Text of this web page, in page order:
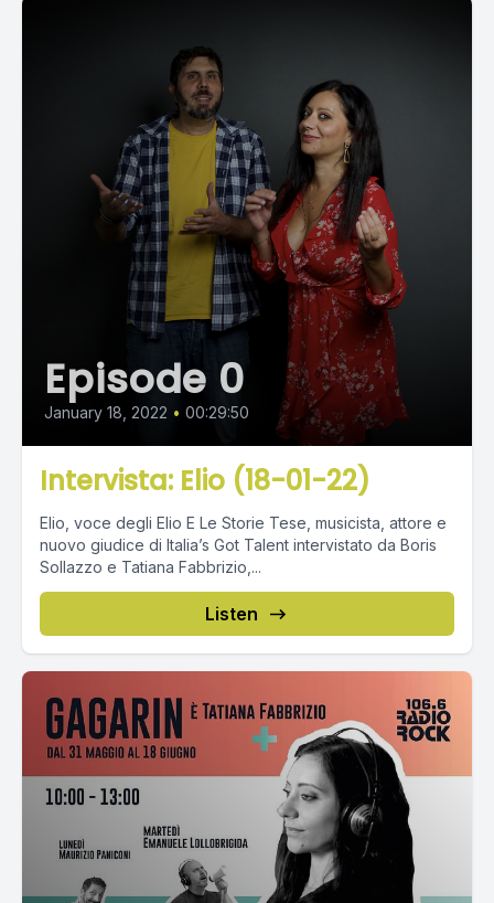
Episode 0
January 18, 2022 • 00:29:50
Intervista: Elio (18-01-22)
Elio, voce degli Elio E Le Storie Tese, musicista, attore e
nuovo giudice di Italia’s Got Talent intervistato da Boris
Sollazzo e Tatiana Fabbrizio,...
Listen